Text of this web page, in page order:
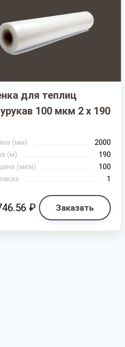
для теплиц
100 мкм 2 х 190
(мм)
2000
(м)
190
(мкм)
100
1
₽ Заказать